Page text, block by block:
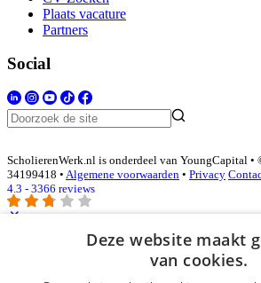
Plaats vacature
Partners
Social
ScholierenWerk.nl is onderdeel van YoungCapital •
34199418 • Algemene voorwaarden • Privacy
4.3 - 3366 reviews
Inloggen als bedrijf
Deze website maakt
van cookies.